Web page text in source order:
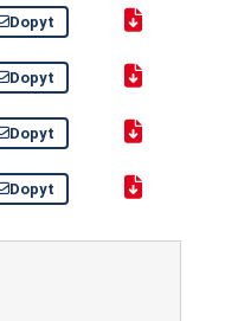
Dopyt
Dopyt
Dopyt
Dopyt